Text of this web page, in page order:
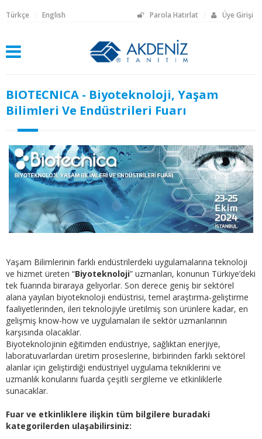
Parola Hatırlat Üye Girişi
Türkçe English
BIOTECNICA - Biyoteknoloji, Yaşam
Bilimleri Ve Endüstrileri Fuarı
Yaşam Bilimlerinin farklı endüstrilerdeki uygulamalarına teknoloji
ve hizmet üreten “Biyoteknoloji” uzmanları, konunun Türkiye’deki
tek fuarında biraraya geliyorlar. Son derece geniş bir sektörel
alana yayılan biyoteknoloji endüstrisi, temel araştırma-geliştirme
faaliyetlerinden, ileri teknolojiyle üretilmiş son ürünlere kadar, en
gelişmiş know-how ve uygulamaları ile sektör uzmanlarının
karşısında olacaklar.
Biyoteknolojinin eğitimden endüstriye, sağlıktan enerjiye,
laboratuvarlardan üretim proseslerine, birbirinden farklı sektörel
alanlar için geliştirdiği endüstriyel uygulama tekniklerini ve
uzmanlık konularını fuarda çeşitli sergileme ve etkinliklerle
sunacaklar.
Fuar ve etkinliklere ilişkin tüm bilgilere buradaki
kategorilerden ulaşabilirsiniz: